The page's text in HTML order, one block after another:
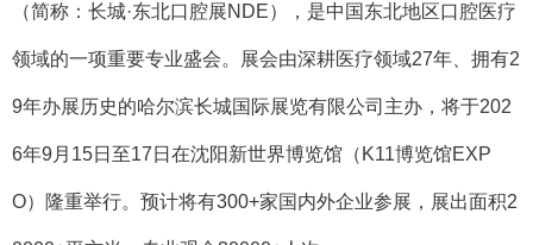
（简称：长城·东北口腔展NDE），是中国东北地区口腔医疗
领域的一项重要专业盛会。展会由深耕医疗领域27年、拥有2
9年办展历史的哈尔滨长城国际展览有限公司主办，将于202
6年9月15日至17日在沈阳新世界博览馆（K11博览馆EXP
O）隆重举行。预计将有300+家国内外企业参展，展出面积2